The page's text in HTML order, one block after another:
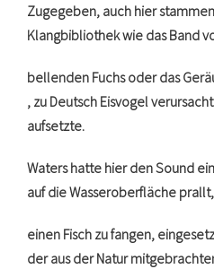
Zugegeben, auch hier
Klangbibliothek wie das Band
bellenden Fuchs oder das
, zu Deutsch Eisvogel
aufsetzte.
Waters hatte hier den Sound
auf die Wasseroberfläche
einen Fisch zu fangen,
der aus der Natur